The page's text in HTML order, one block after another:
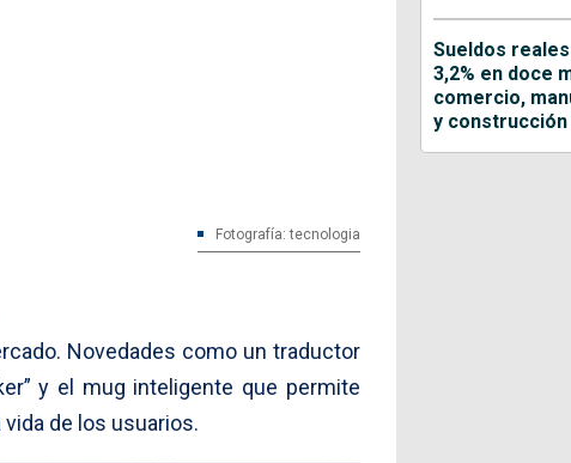
Fotografía: tecnologia
Novedades como un traductor
y el mug inteligente que permite
de los usuarios.
Sueldos
3,2% en doce
comercio,
y